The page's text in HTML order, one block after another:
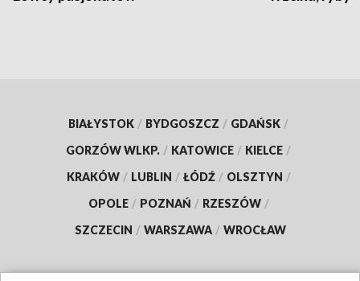
BIAŁYSTOK / BYDGOSZCZ / GDAŃSK /
GORZÓW WLKP. / KATOWICE / KIELCE /
KRAKÓW / LUBLIN / ŁÓDŹ / OLSZTYN /
OPOLE / POZNAŃ / RZESZÓW /
SZCZECIN / WARSZAWA / WROCŁAW